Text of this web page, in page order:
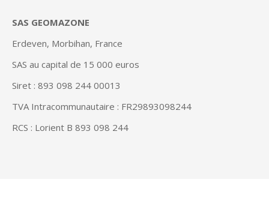
SAS GEOMAZONE
Erdeven, Morbihan, France
SAS au capital de 15 000 euros
Siret : 893 098 244 00013
TVA Intracommunautaire : FR29893098244
RCS : Lorient B 893 098 244